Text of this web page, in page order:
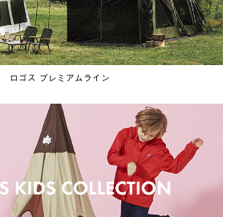
ロゴス プレミアムライン